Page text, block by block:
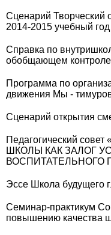
Сценарий Творческий
2014-2015 учебный год
Справка по
обобщающем контроле
Программа по
движения Мы -
Сценарий открытия
Педагогический
ШКОЛЫ КАК ЗАЛОГ
ВОСПИТАТЕЛЬНОГО
Эссе Школа будущего
Семинар-практикум
повышению качества